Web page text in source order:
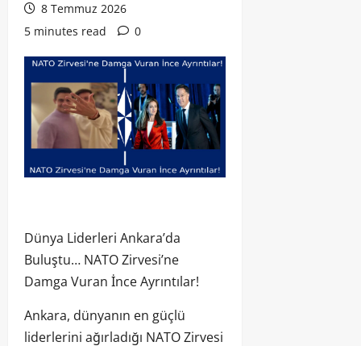
8 Temmuz 2026
5 minutes read
0
Dünya Liderleri Ankara’da
Buluştu… NATO Zirvesi’ne
Damga Vuran İnce Ayrıntılar!
Ankara, dünyanın en güçlü
liderlerini ağırladığı NATO Zirvesi